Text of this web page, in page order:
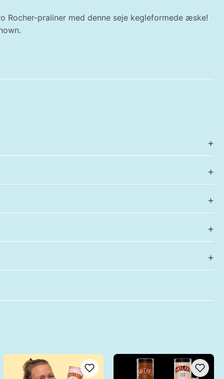
Rocher-praliner med denne seje kegleformede æske!